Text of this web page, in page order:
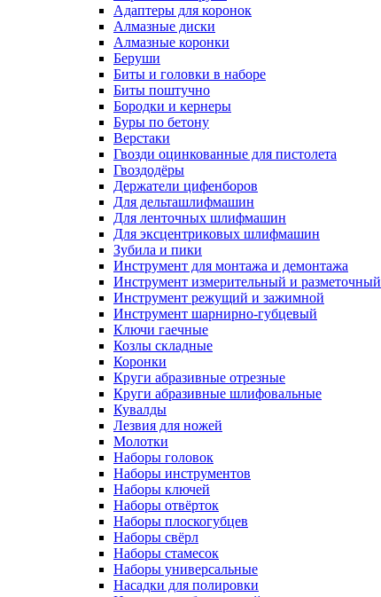
Адаптеры для коронок
Алмазные диски
Алмазные коронки
Беруши
Биты и головки в наборе
Биты поштучно
Бородки и кернеры
Буры по бетону
Верстаки
Гвозди оцинкованные для пистолета
Гвоздодёры
Держатели цифенборов
Для дельташлифмашин
Для ленточных шлифмашин
Для эксцентриковых шлифмашин
Зубила и пики
Инструмент для монтажа и демонтажа
Инструмент измерительный и разметочный
Инструмент режущий и зажимной
Инструмент шарнирно-губцевый
Ключи гаечные
Козлы складные
Коронки
Круги абразивные отрезные
Круги абразивные шлифовальные
Кувалды
Лезвия для ножей
Молотки
Наборы головок
Наборы инструментов
Наборы ключей
Наборы отвёрток
Наборы плоскогубцев
Наборы свёрл
Наборы стамесок
Наборы универсальные
Насадки для полировки